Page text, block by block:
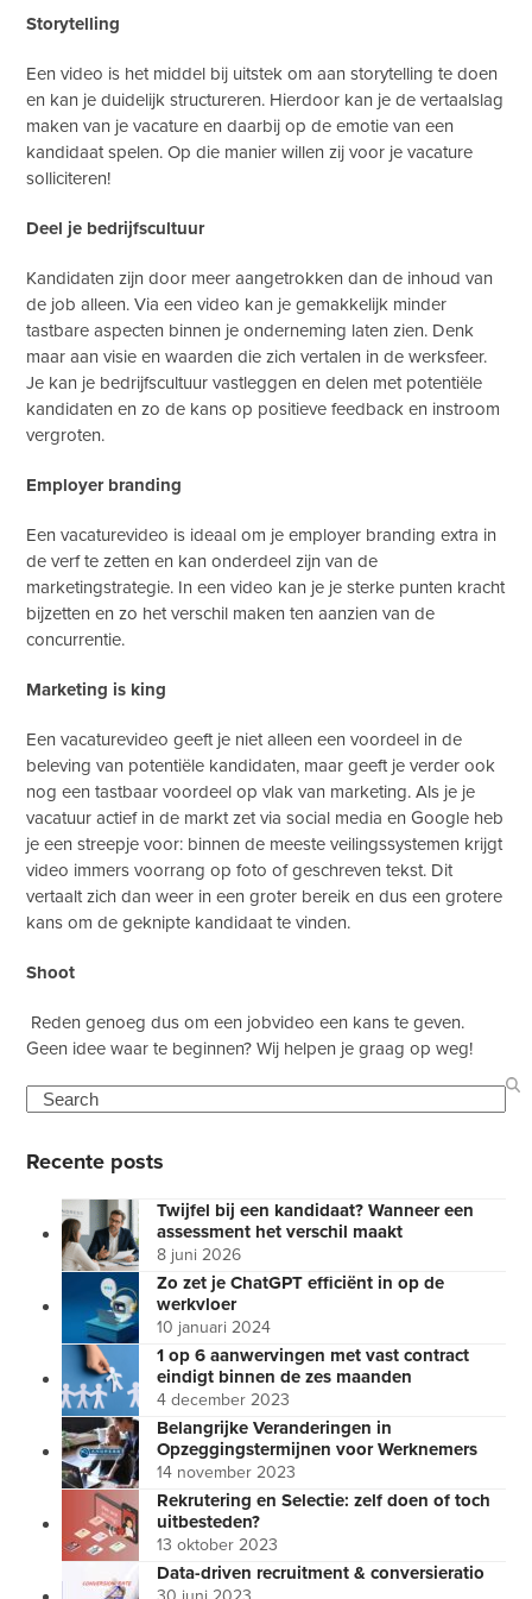
Storytelling
Een video is het middel bij uitstek om aan storytelling te doen
en kan je duidelijk structureren. Hierdoor kan je de vertaalslag
maken van je vacature en daarbij op de emotie van een
kandidaat spelen. Op die manier willen zij voor je vacature
solliciteren!
Deel je bedrijfscultuur
Kandidaten zijn door meer aangetrokken dan de inhoud van
de job alleen. Via een video kan je gemakkelijk minder
tastbare aspecten binnen je onderneming laten zien. Denk
maar aan visie en waarden die zich vertalen in de werksfeer.
Je kan je bedrijfscultuur vastleggen en delen met potentiële
kandidaten en zo de kans op positieve feedback en instroom
vergroten.
Employer branding
Een vacaturevideo is ideaal om je employer branding extra in
de verf te zetten en kan onderdeel zijn van de
marketingstrategie. In een video kan je je sterke punten kracht
bijzetten en zo het verschil maken ten aanzien van de
concurrentie.
Marketing is king
Een vacaturevideo geeft je niet alleen een voordeel in de
beleving van potentiële kandidaten, maar geeft je verder ook
nog een tastbaar voordeel op vlak van marketing. Als je je
vacatuur actief in de markt zet via social media en Google heb
je een streepje voor: binnen de meeste veilingssystemen krijgt
video immers voorrang op foto of geschreven tekst. Dit
vertaalt zich dan weer in een groter bereik en dus een grotere
kans om de geknipte kandidaat te vinden.
Shoot
Reden genoeg dus om een jobvideo een kans te geven.
Geen idee waar te beginnen? Wij helpen je graag op weg!
Search
Recente posts
Twijfel bij een kandidaat? Wanneer een
assessment het verschil maakt
8 juni 2026
Zo zet je ChatGPT efficiënt in op de
werkvloer
10 januari 2024
1 op 6 aanwervingen met vast contract
eindigt binnen de zes maanden
4 december 2023
Belangrijke Veranderingen in
Opzeggingstermijnen voor Werknemers
14 november 2023
Rekrutering en Selectie: zelf doen of toch
uitbesteden?
13 oktober 2023
Data-driven recruitment & conversieratio